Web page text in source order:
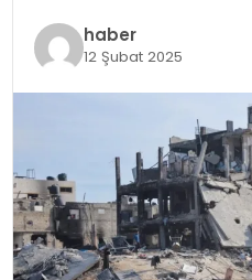
SOSYAL HABER
haber
12 Şubat 2025